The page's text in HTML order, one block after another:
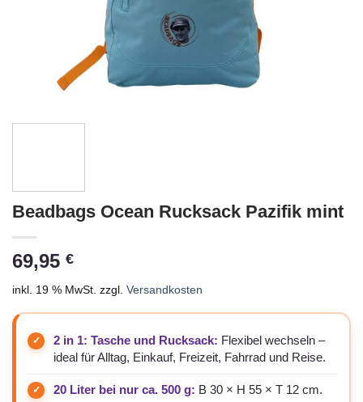
Beadbags Ocean Rucksack Pazifik mint
69,95 €
inkl. 19 % MwSt. zzgl. Versandkosten
2 in 1: Tasche und Rucksack: Flexibel wechseln –
ideal für Alltag, Einkauf, Freizeit, Fahrrad und Reise.
20 Liter bei nur ca. 500 g: B 30 × H 55 × T 12 cm.